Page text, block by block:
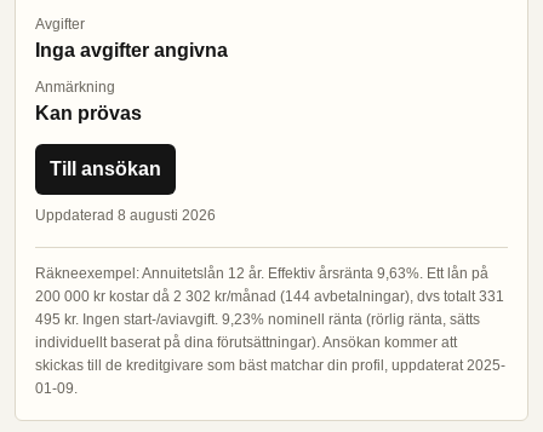
Avgifter
Inga avgifter angivna
Anmärkning
Kan prövas
Till ansökan
Uppdaterad 8 augusti 2026
Räkneexempel: Annuitetslån 12 år. Effektiv årsränta 9,63%. Ett lån på
200 000 kr kostar då 2 302 kr/månad (144 avbetalningar), dvs totalt 331
495 kr. Ingen start-/aviavgift. 9,23% nominell ränta (rörlig ränta, sätts
individuellt baserat på dina förutsättningar). Ansökan kommer att
skickas till de kreditgivare som bäst matchar din profil, uppdaterat 2025-
01-09.